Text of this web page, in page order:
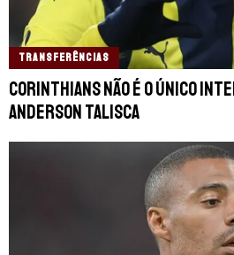
TRANSFERÊNCIAS
Corinthians não é o único
Anderson Talisca